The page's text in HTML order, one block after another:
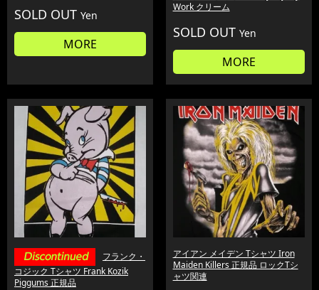
SOLD OUT Yen
MORE
Work クリーム
SOLD OUT Yen
MORE
フランク・
コジック Tシャツ Frank Kozik
Piggums 正規品
アイアン メイデン Tシャツ Iron
Maiden Killers 正規品 ロックTシ
ャツ関連